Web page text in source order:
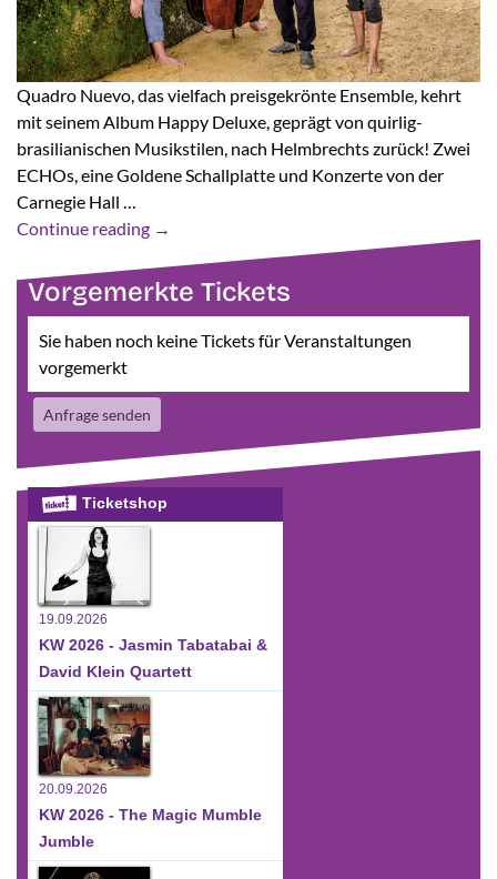
Quadro Nuevo, das vielfach preisgekrönte Ensemble, kehrt
mit seinem Album Happy Deluxe, geprägt von quirlig-
brasilianischen Musikstilen, nach Helmbrechts zurück! Zwei
ECHOs, eine Goldene Schallplatte und Konzerte von der
Carnegie Hall …
Continue reading →
Vorgemerkte Tickets
Sie haben noch keine Tickets für Veranstaltungen
vorgemerkt
Anfrage senden
Ticketshop
19.09.2026
KW 2026 - Jasmin Tabatabai &
David Klein Quartett
20.09.2026
KW 2026 - The Magic Mumble
Jumble